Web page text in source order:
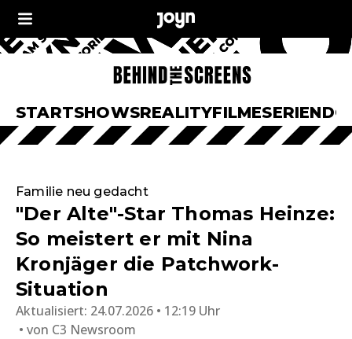
STARTSHOWSREALITYFILMESERIEN
Familie neu gedacht
"Der Alte"-Star Thomas Heinze:
So meistert er mit Nina
Kronjäger die Patchwork-
Situation
Aktualisiert: 24.07.2026 • 12:19 Uhr
von C3 Newsroom